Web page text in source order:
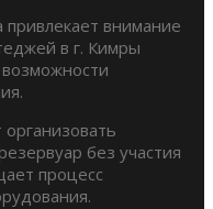
внимание
в г. Кимры
возможности
без участия
процесс